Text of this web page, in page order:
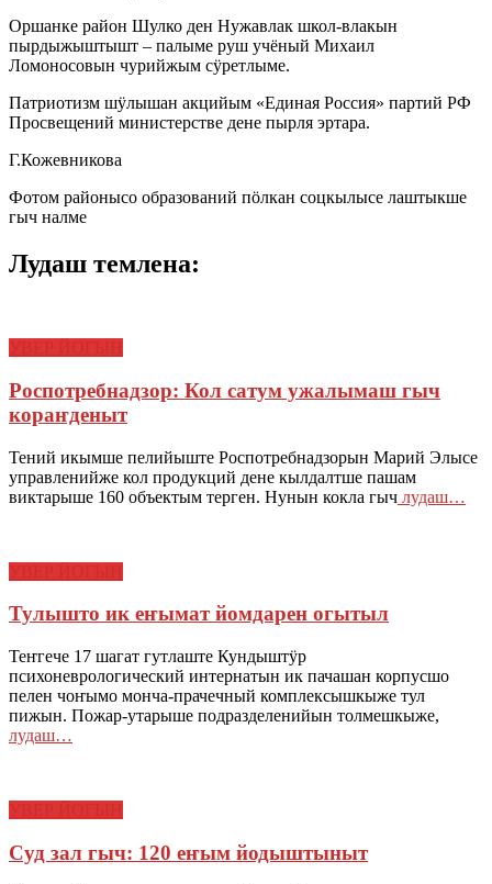
Оршанке район Шулко ден Нужавлак школ-влакын
пырдыжыштышт – палыме руш учёный Михаил
Ломоносовын чурийжым сӱретлыме.
Патриотизм шӱлышан акцийым «Единая Россия» партий РФ
Просвещений министерстве дене пырля эртара.
Г.Кожевникова
Фотом районысо образований пӧлкан соцкылысе лаштыкше
гыч налме
Лудаш темлена:
Роспотребнадзор: Кол сатум ужалымаш гыч
кораҥденыт
Тений икымше пелийыште Роспотребнадзорын Марий Элысе
управленийже кол продукций дене кылдалтше пашам
виктарыше 160 объектым терген. Нунын кокла гыч лудаш…
Тулышто ик еҥымат йомдарен огытыл
Теҥгече 17 шагат гутлаште Кундыштӱр
психоневрологический интернатын ик пачашан корпусшо
пелен чоҥымо монча-прачечный комплексышкыже тул
пижын. Пожар-утарыше подразделенийын толмешкыже,
лудаш…
Суд зал гыч: 120 еҥым йодыштыныт